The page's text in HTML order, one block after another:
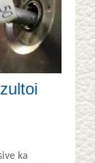
ka